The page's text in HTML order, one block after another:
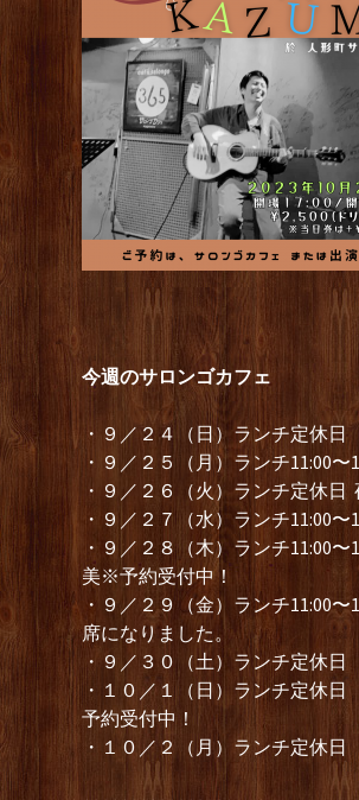
今週のサロンゴカフェ
・９／２４（日）ランチ定休
・９／２５（月）ランチ11:00
・９／２６（火）ランチ定休日
・９／２７（水）ランチ11:00
・９／２８（木）ランチ11:00
美※予約受付中！
・９／２９（金）ランチ11:00
席になりました。
・９／３０（土）ランチ定休
・１０／１（日）ランチ定休
予約受付中！
・１０／２（月）ランチ定休